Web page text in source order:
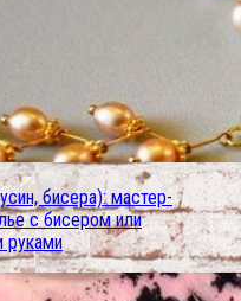
бисера): мастер-
с бисером или
руками